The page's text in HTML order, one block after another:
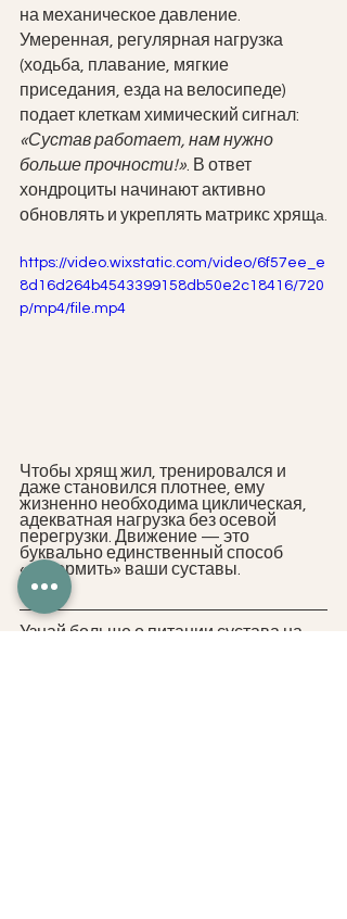
на механическое давление.
Умеренная, регулярная нагрузка
(ходьба, плавание, мягкие
приседания, езда на велосипеде)
подает клеткам химический сигнал:
«Сустав работает, нам нужно
больше прочности!» . В ответ
хондроциты начинают активно
обновлять и укреплять матрикс хряща.
https://video.wixstatic.com/video/6f57ee_e
8d16d264b4543399158db50e2c18416/720
p/mp4/file.mp4
Чтобы хрящ жил, тренировался и
даже становился плотнее, ему
жизненно необходима циклическая,
адекватная нагрузка без осевой
перегрузки. Движение — это
буквально единственный способ
«накормить» ваши суставы.
Узнай больше о питании сустава на